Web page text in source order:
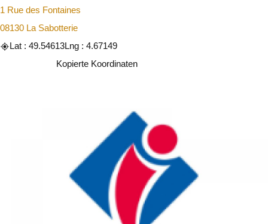
1 Rue des Fontaines
08130 La Sabotterie
Lat : 49.54613Lng : 4.67149
Kopierte Koordinaten